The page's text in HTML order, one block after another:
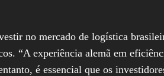
no mercado de logística
“A experiência alemã em
é essencial que os